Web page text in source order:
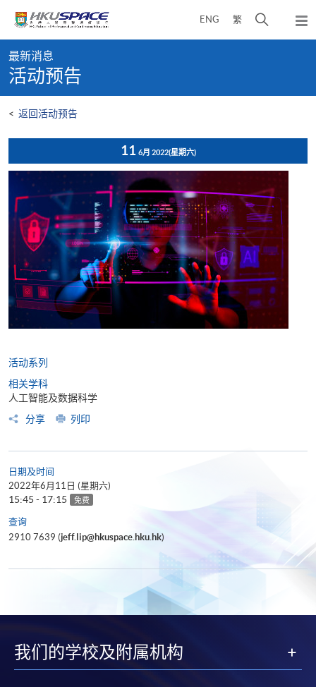
content
ENG 繁
开
弹
出
content
start
最新消息
活动预告
< 返回活动预告
11 6月 2022(星期六)
活动系列
相关学科
人工智能及数据科学
分享
列印
日期及时间
2022年6月11日 (星期六)
15:45 - 17:15 免费
查询
2910 7639 (jeff.lip@hkuspace.hku.hk)
我们的学校及附属机构